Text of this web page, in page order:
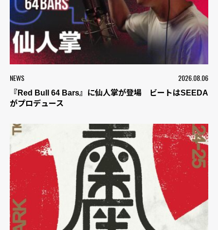
NEWS 2026.08.06
『Red Bull 64 Bars』に仙人掌が登場 ビートはSEEDA
がプロデュース